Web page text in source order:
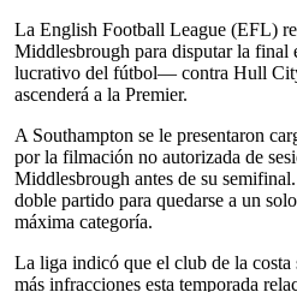
La English Football League (EFL)
Middlesbrough para disputar la final
lucrativo del fútbol— contra Hull
ascenderá a la Premier.
A Southampton se le presentaron
por la filmación no autorizada de
Middlesbrough antes de su
doble partido para quedarse a un
máxima categoría.
La liga indicó que el club de la
más infracciones esta temporada